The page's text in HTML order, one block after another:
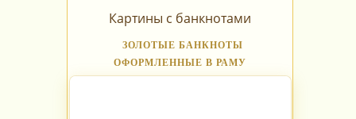
Картины с банкнотами
ЗОЛОТЫЕ БАНКНОТЫ
ОФОРМЛЕННЫЕ В РАМУ